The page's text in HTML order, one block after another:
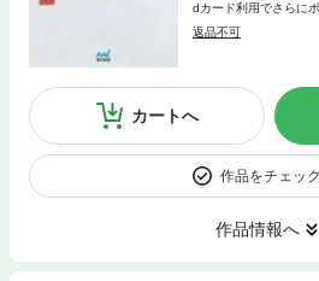
dカード利用でさらに
返品不可
カートへ
作品をチェッ
作品情報へ